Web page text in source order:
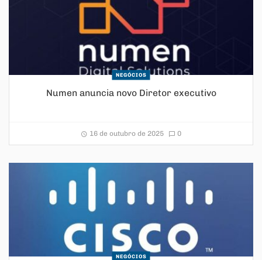
NEGÓCIOS
Numen anuncia novo Diretor executivo
16 de outubro de 2025 0
NEGÓCIOS